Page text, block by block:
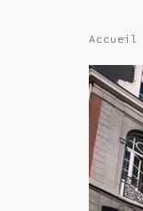
Accueil